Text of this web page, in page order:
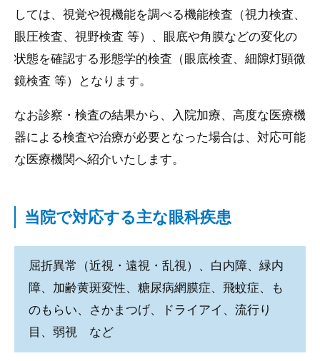
しては、視覚や視機能を調べる機能検査（視力検査、
眼圧検査、視野検査 等）、眼底や角膜などの変化の
状態を確認する形態学的検査（眼底検査、細隙灯顕微
鏡検査 等）となります。
なお診察・検査の結果から、入院加療、高度な医療機
器による検査や治療が必要となった場合は、対応可能
な医療機関へ紹介いたします。
当院で対応する主な眼科疾患
屈折異常（近視・遠視・乱視）、白内障、緑内
障、加齢黄斑変性、糖尿病網膜症、飛蚊症、も
のもらい、さかまつげ、ドライアイ、流行り
目、弱視 など